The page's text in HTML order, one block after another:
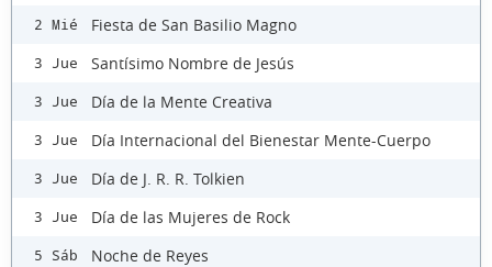
2 Mié Fiesta de San Basilio Magno
3 Jue Santísimo Nombre de Jesús
3 Jue Día de la Mente Creativa
3 Jue Día Internacional del Bienestar Mente-Cuerpo
3 Jue Día de J. R. R. Tolkien
3 Jue Día de las Mujeres de Rock
5 Sáb Noche de Reyes